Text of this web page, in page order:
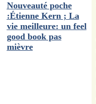
Nouveauté poche
:Étienne Kern ; La
vie meilleure: un feel
good book pas
mièvre